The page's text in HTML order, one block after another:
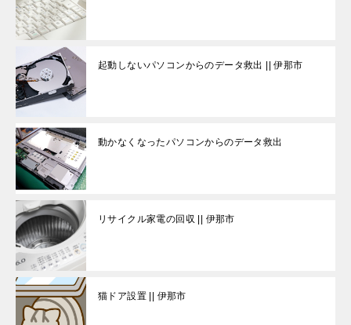
起動しないパソコンからのデータ救出 || 伊那市
動かなくなったパソコンからのデータ救出
リサイクル家電の回収 || 伊那市
猫ドア設置 || 伊那市